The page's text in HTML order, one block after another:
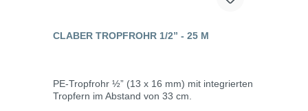
CLABER TROPFROHR 1/2” - 25 M
PE-Tropfrohr ½” (13 x 16 mm) mit integrierten
Tropfern im Abstand von 33 cm.